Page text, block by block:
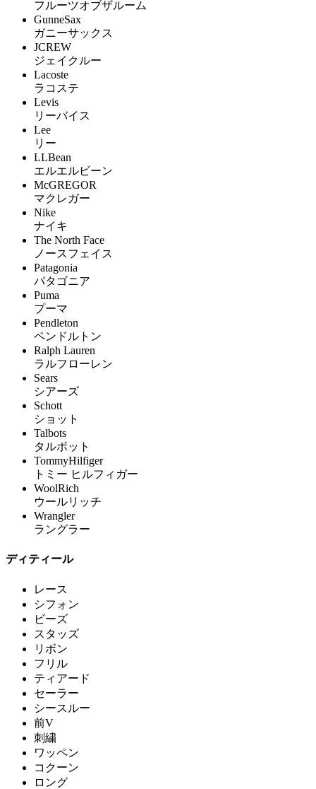
フルーツオブザルーム
GunneSax
ガニーサックス
JCREW
ジェイクルー
Lacoste
ラコステ
Levis
リーバイス
Lee
リー
LLBean
エルエルビーン
McGREGOR
マクレガー
Nike
ナイキ
The North Face
ノースフェイス
Patagonia
パタゴニア
Puma
プーマ
Pendleton
ペンドルトン
Ralph Lauren
ラルフローレン
Sears
シアーズ
Schott
ショット
Talbots
タルボット
TommyHilfiger
トミー ヒルフィガー
WoolRich
ウールリッチ
Wrangler
ラングラー
ディティール
レース
シフォン
ビーズ
スタッズ
リボン
フリル
ティアード
セーラー
シースルー
前V
刺繍
ワッペン
コクーン
ロング